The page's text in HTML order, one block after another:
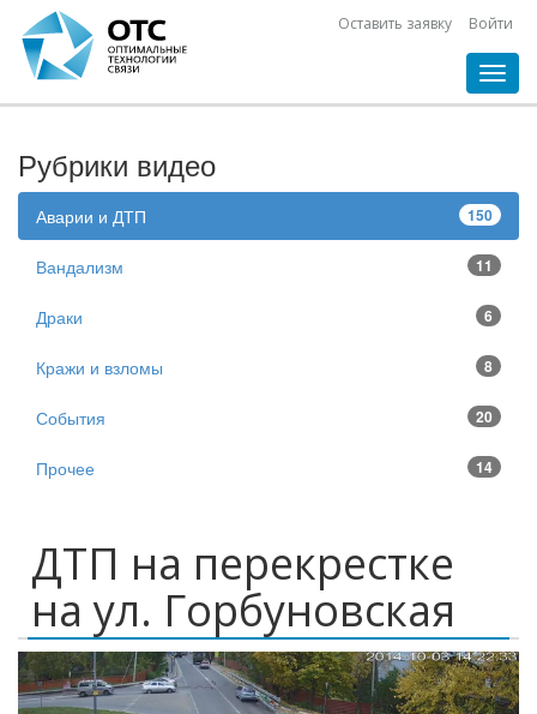
Оставить заявку Войти
Рубрики видео
150
Аварии и ДТП
11
Вандализм
6
Драки
8
Кражи и взломы
20
События
14
Прочее
ДТП на перекрестке
на ул. Горбуновская